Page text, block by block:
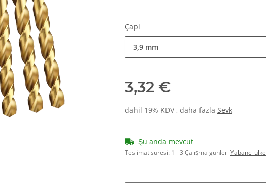
Çapi
3,9 mm
3,32 €
dahil 19% KDV , daha fazla Sevk
Şu anda mevcut
Teslimat süresi: 1 - 3 Çalışma günleri Yabancı ülke